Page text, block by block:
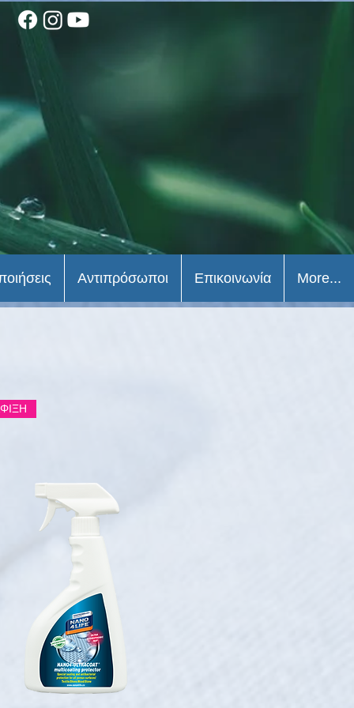
Αντιπρόσωποι Επικοινωνία More...